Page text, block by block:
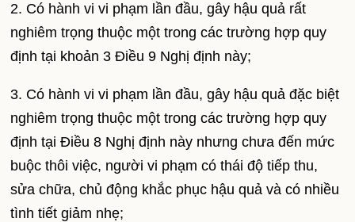
2. Có hành vi vi phạm lần đầu, gây hậu quả rất
nghiêm trọng thuộc một trong các trường hợp quy
định tại khoản 3 Điều 9 Nghị định này;
3. Có hành vi vi phạm lần đầu, gây hậu quả đặc biệt
nghiêm trọng thuộc một trong các trường hợp quy
định tại Điều 8 Nghị định này nhưng chưa đến mức
buộc thôi việc, người vi phạm có thái độ tiếp thu,
sửa chữa, chủ động khắc phục hậu quả và có nhiều
tình tiết giảm nhẹ;